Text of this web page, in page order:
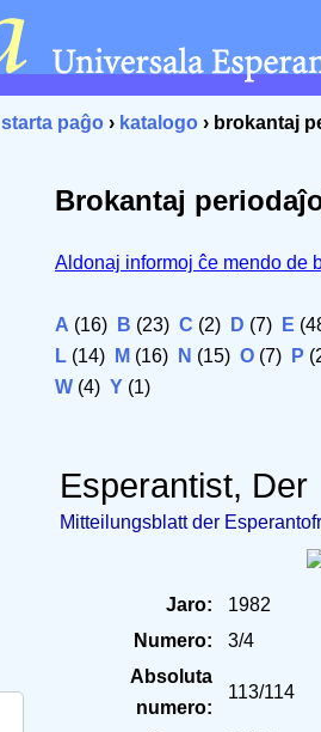
starta paĝo › katalogo › brokantaj
Brokantaj
Aldonaj informoj ĉe mendo de
A (16) B (23) C (2) D (7) E
L (14) M (16) N (15) O (7) P
W (4) Y (1)
Esperantist, Der
Mitteilungsblatt der
Jaro:
1982
Numero:
3/4
Absoluta
numero:
113/114